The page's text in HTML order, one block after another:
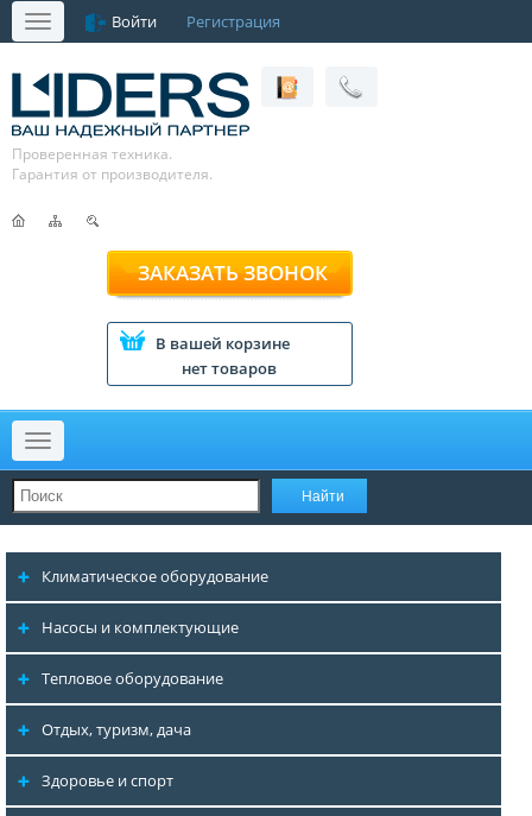
Меню Войти Регистрация
Проверенная техника.
Гарантия от производителя.
ЗАКАЗАТЬ ЗВОНОК
В вашей корзине
нет товаров
Меню
Климатическое оборудование
Насосы и комплектующие
Тепловое оборудование
Отдых, туризм, дача
Здоровье и спорт